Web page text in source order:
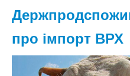
про імпорт ВРХ